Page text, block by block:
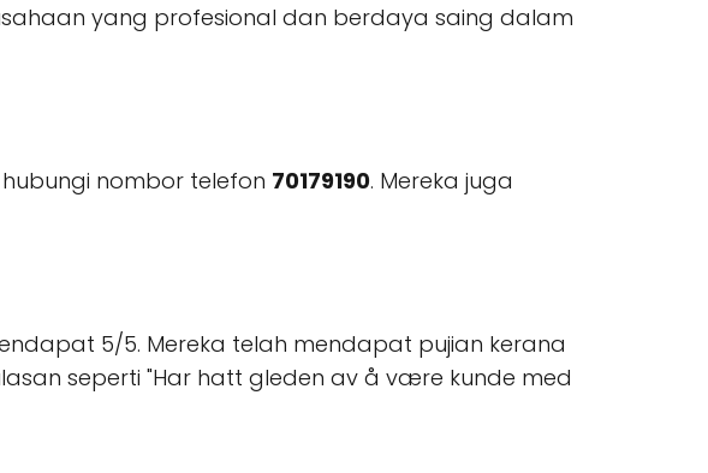
yang profesional dan berdaya saing dalam
nombor telefon 70179190. Mereka juga
5/5. Mereka telah mendapat pujian kerana
seperti "Har hatt gleden av å være kunde med